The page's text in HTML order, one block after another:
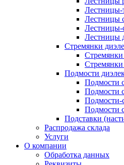
Лестницы-
Лестницы
Лестницы-
Лестницы
Стремянки
Стремянки
Подмости
Подмости
Подмости
Подмости-
Подмости
Подставки
Распродажа склада
Услуги
О компании
Обработка данных